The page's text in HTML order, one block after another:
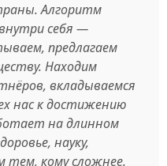
Алгоритм
себя —
предлагаем
Находим
вкладываемся
нас к достижению
на длинном
науку,
тем, кому сложнее.